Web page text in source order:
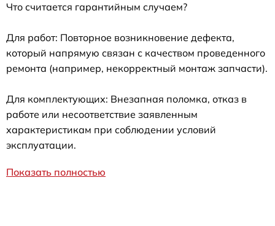
Что считается гарантийным случаем?
Для работ: Повторное возникновение дефекта,
который напрямую связан с качеством проведенного
ремонта (например, некорректный монтаж запчасти).
Для комплектующих: Внезапная поломка, отказ в
работе или несоответствие заявленным
характеристикам при соблюдении условий
эксплуатации.
Показать полностью